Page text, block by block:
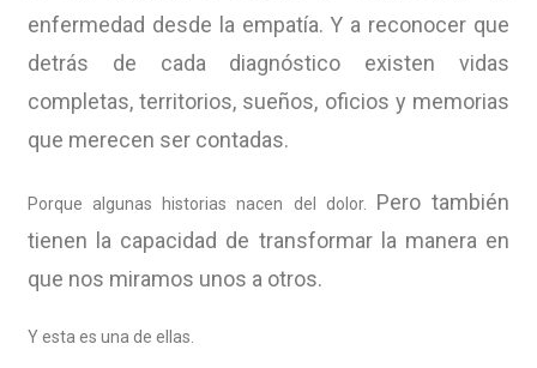
enfermedad desde la empatía. Y a reconocer que
detrás de cada diagnóstico existen vidas
completas, territorios, sueños, oficios y memorias
que merecen ser contadas.
Porque algunas historias nacen del dolor. Pero también
tienen la capacidad de transformar la manera en
que nos miramos unos a otros.
Y esta es una de ellas.